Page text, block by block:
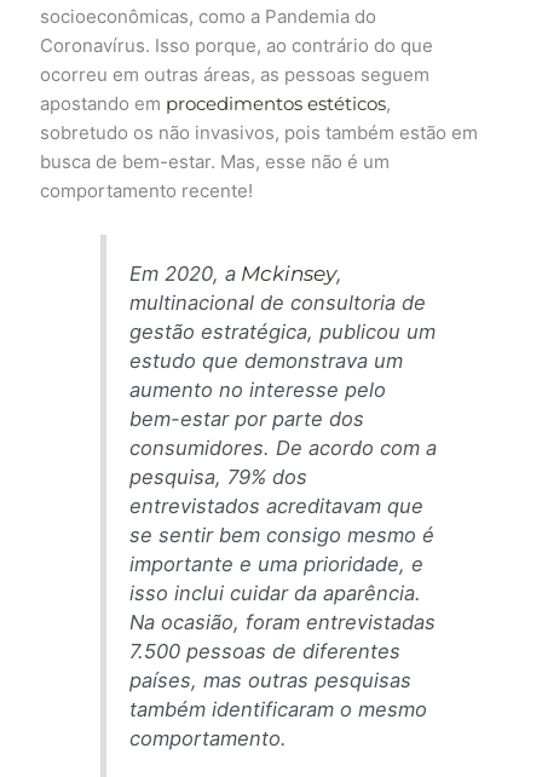
socioeconômicas, como a Pandemia do
Coronavírus. Isso porque, ao contrário do que
ocorreu em outras áreas, as pessoas seguem
apostando em procedimentos estéticos,
sobretudo os não invasivos, pois também estão em
busca de bem-estar. Mas, esse não é um
comportamento recente!
Em 2020, a Mckinsey,
multinacional de consultoria de
gestão estratégica, publicou um
estudo que demonstrava um
aumento no interesse pelo
bem-estar por parte dos
consumidores. De acordo com a
pesquisa, 79% dos
entrevistados acreditavam que
se sentir bem consigo mesmo é
importante e uma prioridade, e
isso inclui cuidar da aparência.
Na ocasião, foram entrevistadas
7.500 pessoas de diferentes
países, mas outras pesquisas
também identificaram o mesmo
comportamento.